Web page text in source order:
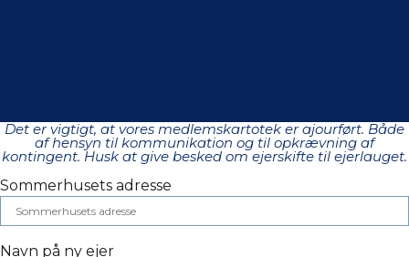
Det er vigtigt, at vores medlemskartotek er ajourført. Både
af hensyn til kommunikation og til opkrævning af
kontingent. Husk at give besked om ejerskifte til ejerlauget.
Sommerhusets adresse
Navn på ny ejer